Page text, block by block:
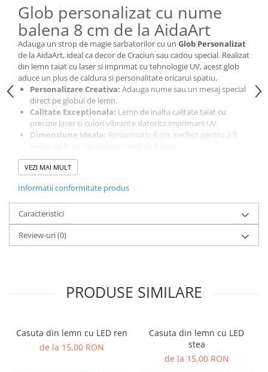
Accesorii de Birou
Pixuri Personalizate
Mousepad-uri
Globuri de Birou
Agende A5
Agende A6
Planner / Jurnal
Articole pentru Casa Personalizate
Ceasuri Personalizate
Calendare Personalizate
Tablouri Personalizate
Rame Foto
Pusculite Personalizate
Brichete Personalizate
Orare Personalizate
Jucarii din lemn
Shadow daggers
Sabii si arme din lemn
Glob personalizat cu nume
balena 8 cm de la AidaArt
Adauga un strop de magie sarbatorilor cu un Glob Personalizat
de la AidaArt, ideal ca decor de Craciun sau cadou special. Realizat
din lemn taiat cu laser si imprimat cu tehnologie UV, acest glob
aduce un plus de caldura si personalitate oricarui spatiu.
Personalizare Creativa: Adauga nume sau un mesaj special
direct pe globul de lemn.
Calitate Exceptionala: Lemn de inalta calitate taiat cu
precizie laser si culori vibrante datorita imprimarii UV.
Dimensiune Ideala: Aproximativ 8 cm, perfect pentru a fi
Fiecare glob este un cadou unic, oferind o nota personala
cadourilor de Craciun sau decorului tau festiv. Alege AidaArt
aproape de cei dragi, fie ca este un cadou pentru barbati, femei
sau pur si simplu o piesa decorativa pentru casa ta.
VEZI MAI MULT
Informatii conformitate produs
Caracteristici
Review-uri(0)
PRODUSE SIMILARE
Casuta din lemn cu LED ren
de la 15,00 RON
Casuta din lemn cu LED
stea
de la 15,00 RON